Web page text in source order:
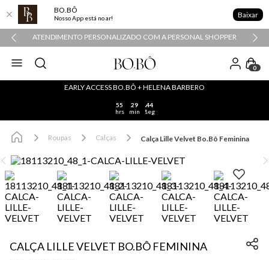
BO.BÔ
Nosso App está no ar! Baixar
ATENDIMENTO PERSONALIZADO COM A PERSONAL SHOPPER
0
EARLY ACCESS BO.BÔ + HELENA BARBERO
55
hrs
29
min
43
seg
Roupas Calças Calça Lille Velvet Bo.Bô Feminina
CALÇA LILLE VELVET BO.BÔ FEMININA